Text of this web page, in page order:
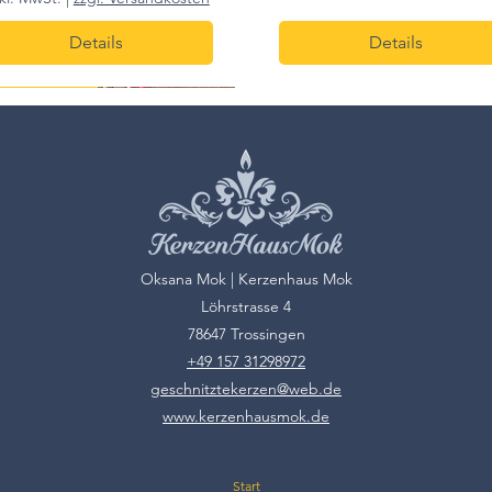
Details Details
Oksana Mok | Kerzenhaus Mok
Löhrstrasse 4
78647 Trossingen
+49 157 31298972
geschnitztekerzen@web.de
www.kerzenhausmok.de
Start